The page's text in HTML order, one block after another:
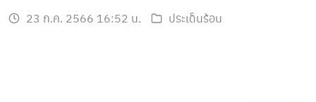
23 ก.ค. 2566 16:52 น. ประเด็นร้อน